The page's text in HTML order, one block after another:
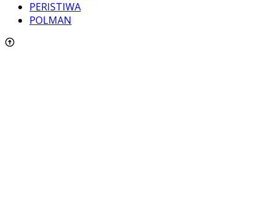
PERISTIWA
POLMAN